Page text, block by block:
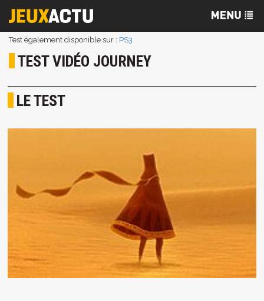
Test également disponible sur : PS3
TEST VIDÉO JOURNEY
LE TEST